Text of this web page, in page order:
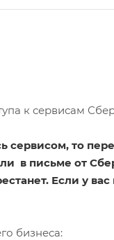
к сервисам
сервисом, то
в письме от
Если у
бизнеса: